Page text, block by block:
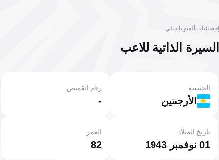
إحصائيات ألفيو باسيلي
السيرة الذاتية للاعب
الأرجنتين
الجنسية
-
رقم القميص
01 نوفمبر 1943
تاريخ الميلاد
82
العمر